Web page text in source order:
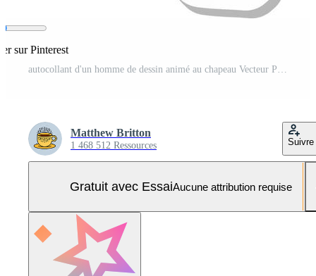
sur Pinterest
autocollant d'un homme de dessin animé au chapeau Vecteur Pro et SVG Pro
Matthew Britton
1 468 512 Ressources Suivre
Gratuit avec EssaiAucune attribution requise